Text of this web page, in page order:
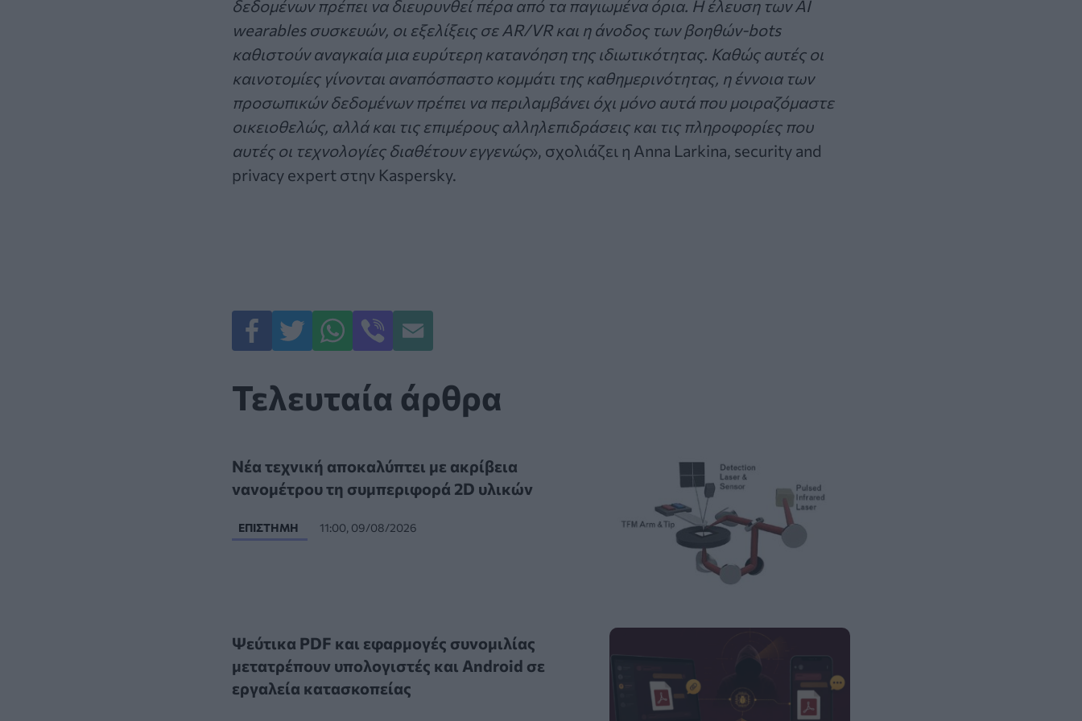
δεδομένων πρέπει να διευρυνθεί πέρα από τα παγιωμένα όρια. Η έλευση των AI
wearables συσκευών, οι εξελίξεις σεAR/VRκαι η άνοδος των βοηθών-bots
καθιστούν αναγκαία μια ευρύτερη κατανόηση της ιδιωτικότητας. Καθώς αυτές οι
καινοτομίες γίνονται αναπόσπαστο κομμάτι της καθημερινότητας, η έννοια των
προσωπικών δεδομένων πρέπει να περιλαμβάνει όχι μόνο αυτά που μοιραζόμαστε
οικειοθελώς, αλλά και τις επιμέρους αλληλεπιδράσεις και τις πληροφορίες που
αυτές οι τεχνολογίες διαθέτουν εγγενώς», σχολιάζει η Anna Larkina, security and
privacy expert στην Kaspersky.
Τελευταία άρθρα
Νέα τεχνική αποκαλύπτει με ακρίβεια
νανομέτρου τη συμπεριφορά 2D υλικών
ΕΠΙΣΤΉΜΗ 11:00, 09/08/2026
Ψεύτικα PDF και εφαρμογές συνομιλίας
μετατρέπουν υπολογιστές και Android σε
εργαλεία κατασκοπείας